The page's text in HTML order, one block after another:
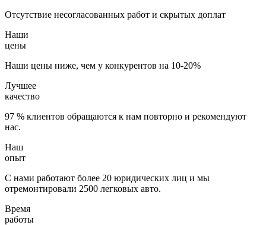
Отсутствие несогласованных работ и скрытых доплат
Наши
цены
Наши цены ниже, чем у конкурентов на 10-20%
Лучшее
качество
97 % клиентов обращаются к нам повторно и рекомендуют
нас.
Наш
опыт
С нами работают более 20 юридических лиц и мы
отремонтировали 2500 легковых авто.
Время
работы